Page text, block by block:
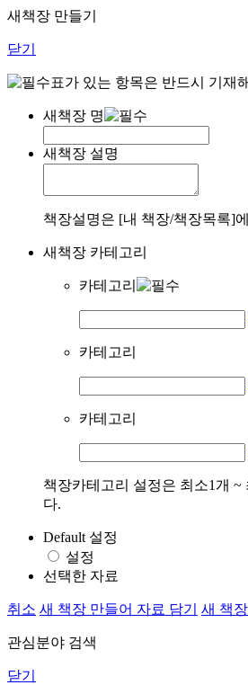
새책장 만들기
닫기
표가 있는 항목은 반드시 기재
새책장 명
새책장 설명
책장설명은 [내 책장/책장목록]
새책장 카테고리
카테고리
카테고리
카테고리
책장카테고리 설정은 최소1개 ~
다.
Default 설정
설정
선택한 자료
취소 새 책장 만들어 자료 담기 새 책
관심분야 검색
닫기